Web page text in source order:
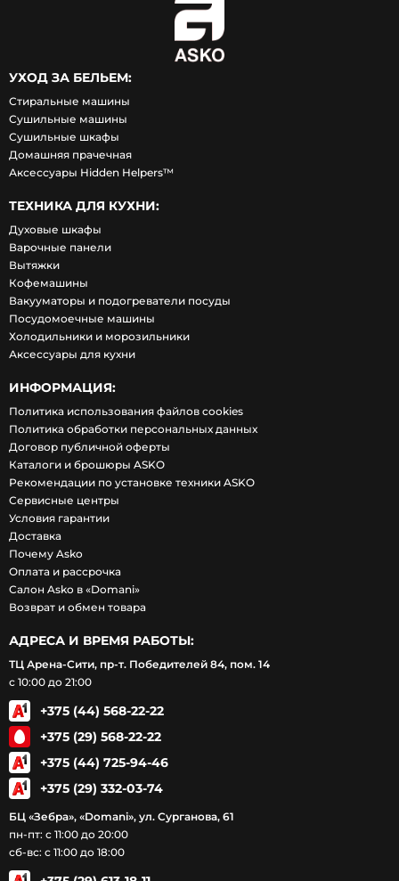
УХОД ЗА БЕЛЬЕМ:
Стиральные машины
Сушильные машины
Сушильные шкафы
Домашняя прачечная
Аксессуары Hidden Helpers™
ТЕХНИКА ДЛЯ КУХНИ:
Духовые шкафы
Варочные панели
Вытяжки
Кофемашины
Вакууматоры и подогреватели посуды
Посудомоечные машины
Холодильники и морозильники
Аксессуары для кухни
ИНФОРМАЦИЯ:
Политика использования файлов cookies
Политика обработки персональных данных
Договор публичной оферты
Каталоги и брошюры ASKO
Рекомендации по установке техники ASKO
Сервисные центры
Условия гарантии
Доставка
Почему Asko
Оплата и рассрочка
Салон Asko в «Domani»
Возврат и обмен товара
АДРЕСА И ВРЕМЯ РАБОТЫ:
ТЦ Арена-Сити, пр-т. Победителей 84, пом. 14
с 10:00 до 21:00
+375 (44) 568-22-22
+375 (29) 568-22-22
+375 (44) 725-94-46
+375 (29) 332-03-74
БЦ «Зебра», «Domani», ул. Сурганова, 61
пн-пт: с 11:00 до 20:00
сб-вс: с 11:00 до 18:00